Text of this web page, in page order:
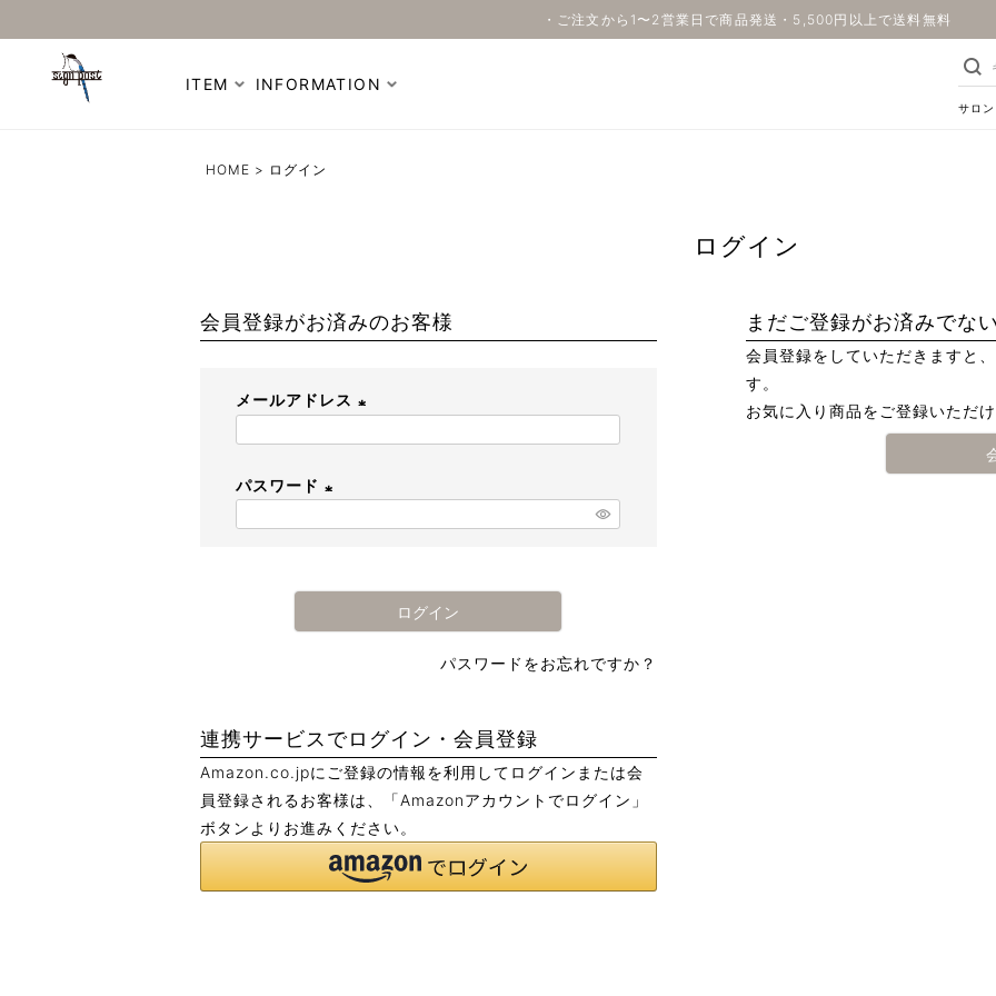
・ご注文から1〜2営業日で商品発送・5,500円以上で送料無料
ITEM INFORMATION
サロ
HOME ログイン
ログイン
会員登録がお済みのお客様
メールアドレス
パスワード
ログイン
パスワードをお忘れですか？
連携サービスでログイン・会員登録
Amazon.co.jpにご登録の情報を利用してログインまたは会
員登録されるお客様は、「Amazonアカウントでログイン」
ボタンよりお進みください。
まだご登録がお済みでな
会員登録をしていただきますと
す。
お気に入り商品をご登録いただ